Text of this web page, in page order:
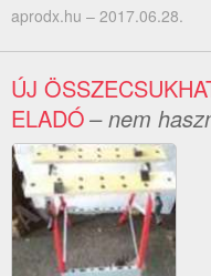
aprodx.hu – 2017.06.28.
ÚJ
ELADÓ– nem